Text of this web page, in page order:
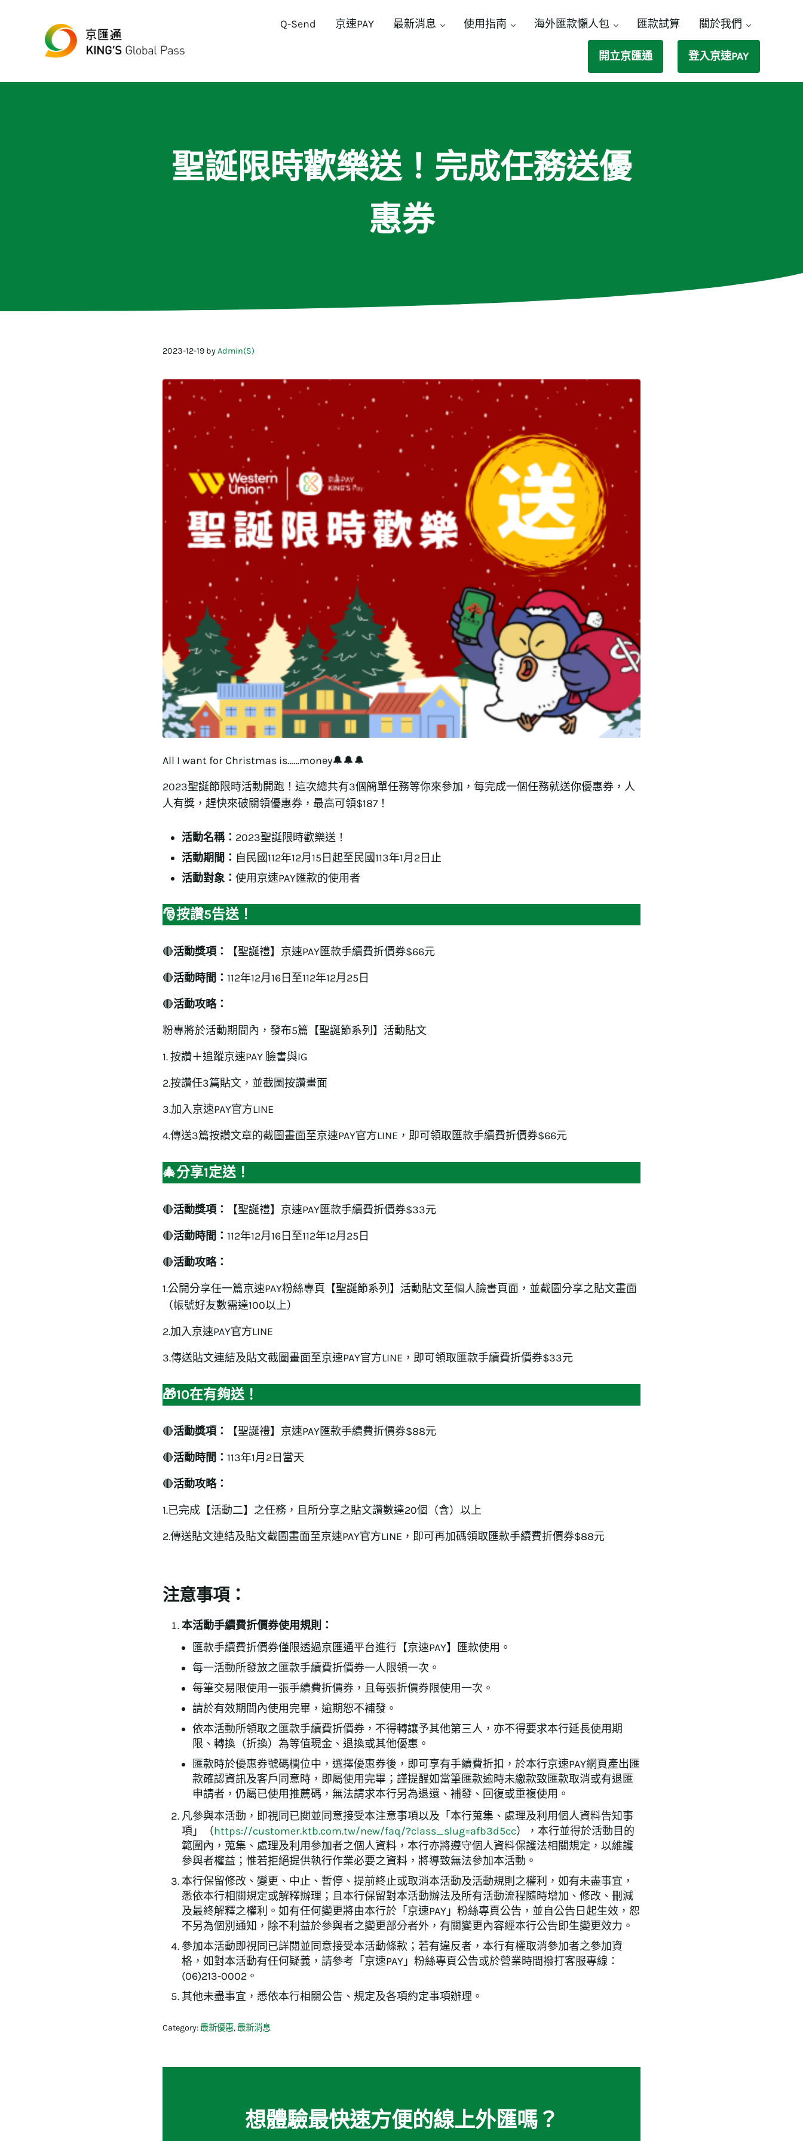
Q-Send 京速PAY 最新消息 使用指南 海外匯款懶人包 匯款試算 關於我們
開立京匯通 登入京速PAY
聖誕限時歡樂送！完成任務送優
惠券
2023-12-19 byAdmin(S)
All I want for Christmas is……money🔔🔔🔔
2023聖誕節限時活動開跑！這次總共有3個簡單任務等你來參加，每完成一個任務就送你優惠券，人
人有獎，趕快來破關領優惠券，最高可領$187！
活動名稱： 2023聖誕限時歡樂送！
活動期間： 自民國112年12月15日起至民國113年1月2日止
活動對象： 使用京速PAY匯款的使用者
🎅按讚5告送！
🔴活動獎項：
【聖誕禮】京速PAY匯款手續費折價券$66元
🔴活動時間： 112年12月16日至112年12月25日
🔴活動攻略：
粉專將於活動期間內，發布5篇【聖誕節系列】活動貼文
1. 按讚＋追蹤京速PAY 臉書與IG
2.按讚任3篇貼文，並截圖按讚畫面
3.加入京速PAY官方LINE
4.傳送3篇按讚文章的截圖畫面至京速PAY官方LINE，即可領取匯款手續費折價券$66元
🎄分享1定送！
🔴活動獎項：
【聖誕禮】京速PAY匯款手續費折價券$33元
🔴活動時間： 112年12月16日至112年12月25日
🔴活動攻略：
1.公開分享任一篇京速PAY粉絲專頁【聖誕節系列】活動貼文至個人臉書頁面，並截圖分享之貼文畫面
（帳號好友數需達100以上）
2.加入京速PAY官方LINE
3.傳送貼文連結及貼文截圖畫面至京速PAY官方LINE，即可領取匯款手續費折價券$33元
🎁10在有夠送！
🔴活動獎項：
【聖誕禮】京速PAY匯款手續費折價券$88元
🔴活動時間： 113年1月2日當天
🔴活動攻略：
1.已完成【活動二】之任務，且所分享之貼文讚數達20個（含）以上
2.傳送貼文連結及貼文截圖畫面至京速PAY官方LINE，即可再加碼領取匯款手續費折價券$88元
注意事項：
本活動手續費折價券使用規則：
匯款手續費折價券僅限透過京匯通平台進行【京速PAY】匯款使用。
每一活動所發放之匯款手續費折價券一人限領一次。
每筆交易限使用一張手續費折價券，且每張折價券限使用一次。
請於有效期間內使用完畢，逾期恕不補發。
依本活動所領取之匯款手續費折價券，不得轉讓予其他第三人，亦不得要求本行延長使用期
限、轉換（折換）為等值現金、退換或其他優惠。
匯款時於優惠券號碼欄位中，選擇優惠券後，即可享有手續費折扣，於本行京速PAY網頁產出匯
款確認資訊及客戶同意時，即屬使用完畢；謹提醒如當筆匯款逾時未繳款致匯款取消或有退匯
申請者，仍屬已使用推薦碼，無法請求本行另為退還、補發、回復或重複使用。
凡參與本活動，即視同已閱並同意接受本注意事項以及「本行蒐集、處理及利用個人資料告知事
項」（https://customer.ktb.com.tw/new/faq/?class_slug=afb3d5cc），本行並得於活動目的
範圍內，蒐集、處理及利用參加者之個人資料，本行亦將遵守個人資料保護法相關規定，以維護
參與者權益；惟若拒絕提供執行作業必要之資料，將導致無法參加本活動。
本行保留修改、變更、中止、暫停、提前終止或取消本活動及活動規則之權利，如有未盡事宜，
悉依本行相關規定或解釋辦理；且本行保留對本活動辦法及所有活動流程隨時增加、修改、刪減
及最終解釋之權利。如有任何變更將由本行於「京速PAY」粉絲專頁公告，並自公告日起生效，恕
不另為個別通知，除不利益於參與者之變更部分者外，有關變更內容經本行公告即生變更效力。
參加本活動即視同已詳閱並同意接受本活動條款；若有違反者，本行有權取消參加者之參加資
格，如對本活動有任何疑義，請參考「京速PAY」粉絲專頁公告或於營業時間撥打客服專線：
(06)213-0002。
其他未盡事宜，悉依本行相關公告、規定及各項約定事項辦理。
Category:最新優惠,最新消息
想體驗最快速方便的線上外匯嗎？